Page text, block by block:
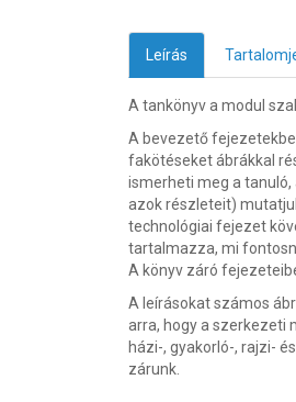
Leírás
A tankönyv a modul
A bevezető
fakötéseket ábrákkal
ismerheti meg a
azok részleteit)
technológiai fejezet
tartalmazza, mi
A könyv záró
A leírásokat számos
arra, hogy a szerkezeti
házi-, gyakorló-, rajzi-
zárunk.